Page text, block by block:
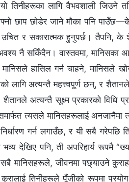
लागि वैभवशाली जिउने
छाप छोडेर जाने मौका पनि
र सकारात्मक हुनुपर्छ। तैपनि, के
अवश्य नै सकिँदैन। वास्तवमा,
हासिल गर्न चाहने, मानिसले
लागि अत्यन्तै महत्त्वपूर्ण छन्, र
अत्यन्तै सूक्ष्म प्रकारको विधि
त्यसले मानिसहरूलाई अनजानैमा
गर्न लगाउँछ, र यी सबै गरेपछि
देखिए पनि, ती अपरिहार्य रूपमै
मानिसहरूले, जीवनमा पछ्याउने
कुरालाई तिनीहरूले पूँजीको रूपमा